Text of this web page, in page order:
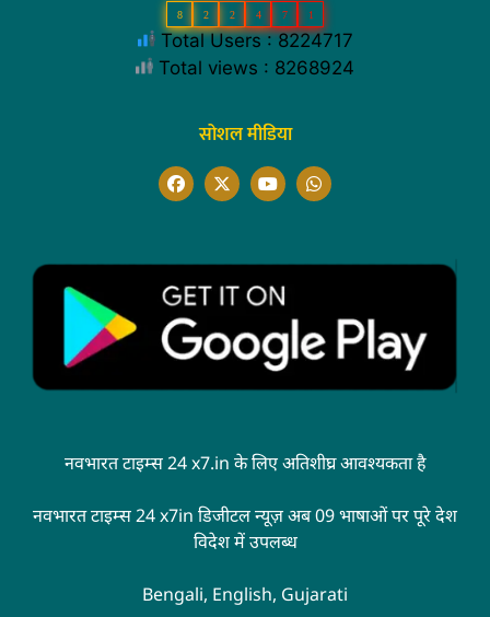
8 2 2 4 7 1
Total Users : 8224717
Total views : 8268924
सोशल मीडिया
नवभारत टाइम्स 24 x7.in के लिए अतिशीघ्र आवश्यकता है
नवभारत टाइम्स 24 x7in डिजीटल न्यूज़ अब 09 भाषाओं पर पूरे देश
विदेश में उपलब्ध
Bengali, English, Gujarati